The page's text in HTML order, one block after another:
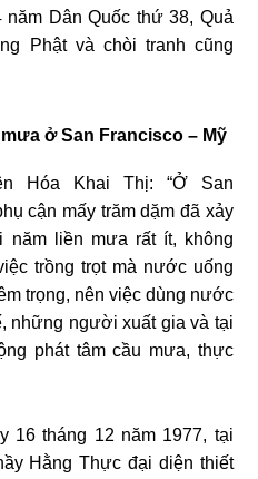
Dân Quốc thứ 38, Quả
Phật và chòi tranh cũng
ở San Francisco – Mỹ
Hóa Khai Thị: “Ở San
cận mấy trăm dặm đã xảy
năm liền mưa rất ít, không
trồng trọt mà nước uống
trọng, nên việc dùng nước
những người xuất gia và tại
phát tâm cầu mưa, thực
16 tháng 12 năm 1977, tại
Hằng Thực đại diện thiết